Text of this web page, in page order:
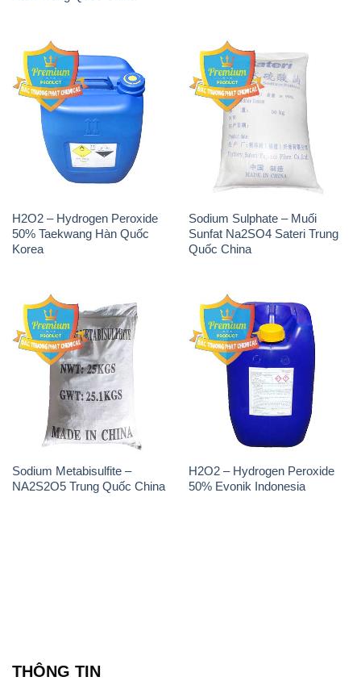
H2O2 – Hydrogen Peroxide
50% Taekwang Hàn Quốc
Korea
Sodium Sulphate – Muối
Sunfat Na2SO4 Sateri Trung
Quốc China
Sodium Metabisulfite –
NA2S2O5 Trung Quốc China
H2O2 – Hydrogen Peroxide
50% Evonik Indonesia
THÔNG TIN